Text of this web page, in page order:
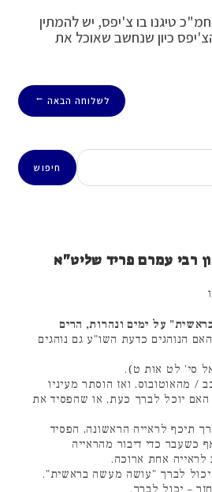
טיגנו בו צ'יפס, יש להמתין
כיון שנחשב שאוכל את
לשלוחה הבאה →
חיפוש
רבי עמרם פריד שליט"א
על ימים ונהרות, הרים
הנוהגים כדעת השו"ע גם נוהגים
סי' לט אות ט).
מהאוטובוס, ואז הוסתר מעיניו
האם יוכל לברך כעת, או שהפסיד את
תיכף לראייה הראשונה, הפסיד
כשעבר כדי דיבור מהראייה
לראייה אחת ארוכה.
לברך "עושה מעשה בראשית".